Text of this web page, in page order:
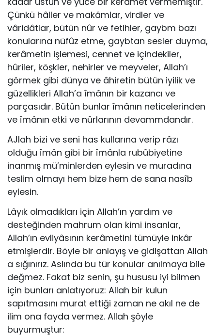
Çünkü hâller ve makâmlar, virdler ve
vâridâtlar, bütün nûr ve fetihler, gaybm bazı
konularına nüfûz etme, gaybtan sesler duyma,
kerâmetin işlemesi, cennet ve içindekiler,
hûriler, köşkler, nehirler ve meyveler, Allah’ı
gör­mek gibi dünya ve âhiretin bütün iyilik ve
güzellikleri Allah’a îmânın bir kazancı ve
parçasıdır. Bütün bunlar îmânın netice­lerinden
ve îmânın etki ve nûrlarının devammdandır.
AJlah bizi ve seni has kullarına verip râzı
olduğu îmân gibi bir îmânla rubûbiyetine
inanmış mü’minlerden eylesin ve mu­radına
teslim olmayı hem bize hem de sana nasîb
eylesin.
Lâyık olmadıkları için Allah’ın yardım ve
desteğinden mahrum olan kimi insanlar,
Allah’ın evliyâsının kerâmetini tü­müyle inkâr
etmişlerdir. Böyle bir anlayış ve gidişattan Allah
a sığınırız. Aslında bu tür konular anılmaya bile
değmez. Fakat biz senin, şu hususu iyi bilmen
için bunları anlatıyoruz: Allah bir kulun
sapıtmasını murat ettiği zaman ne akıl ne de
ilim ona fayda vermez. Allah şöyle
buyurmuştur: